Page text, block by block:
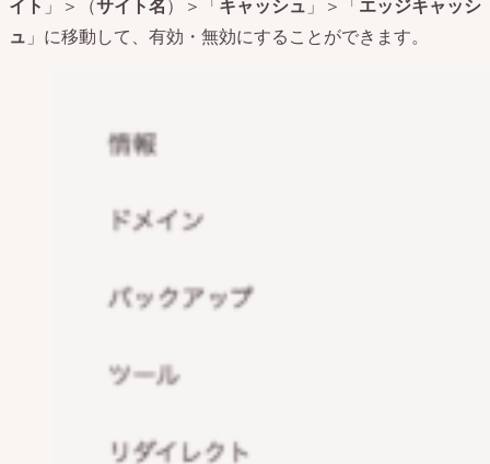
イト 」＞（サイト名）＞「 キャッシュ 」＞「 エッジキャッシ
ュ 」に移動して、有効・無効にすることができます。